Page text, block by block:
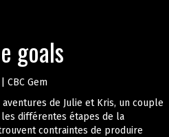
goals
CBC Gem
de Julie et Kris, un couple
différentes étapes de la
contraintes de produire